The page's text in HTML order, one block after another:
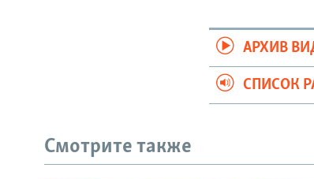
АРХИВ
СПИСОК
Смотрите также